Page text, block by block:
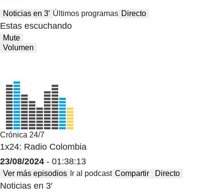
Noticias en 3′ Últimos programas Directo
Estas escuchando
Mute
Volumen
Crónica 24/7
1x24: Radio Colombia
23/08/2024 - 01:38:13
Ver más episodios Ir al podcast Compartir Directo
Noticias en 3′